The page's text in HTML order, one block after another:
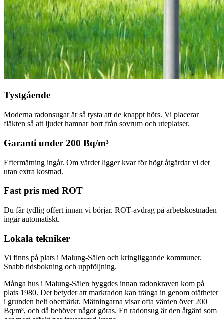
Tystgående
Moderna radonsugar är så tysta att de knappt hörs. Vi placerar
fläkten så att ljudet hamnar bort från sovrum och uteplatser.
Garanti under 200 Bq/m³
Eftermätning ingår. Om värdet ligger kvar för högt åtgärdar vi det
utan extra kostnad.
Fast pris med ROT
Du får tydlig offert innan vi börjar. ROT-avdrag på arbetskostnaden
ingår automatiskt.
Lokala tekniker
Vi finns på plats i Malung-Sälen och kringliggande kommuner.
Snabb tidsbokning och uppföljning.
Många hus i Malung-Sälen byggdes innan radonkraven kom på
plats 1980. Det betyder att markradon kan tränga in genom otätheter
i grunden helt obemärkt. Mätningarna visar ofta värden över 200
Bq/m³, och då behöver något göras. En radonsug är den åtgärd som